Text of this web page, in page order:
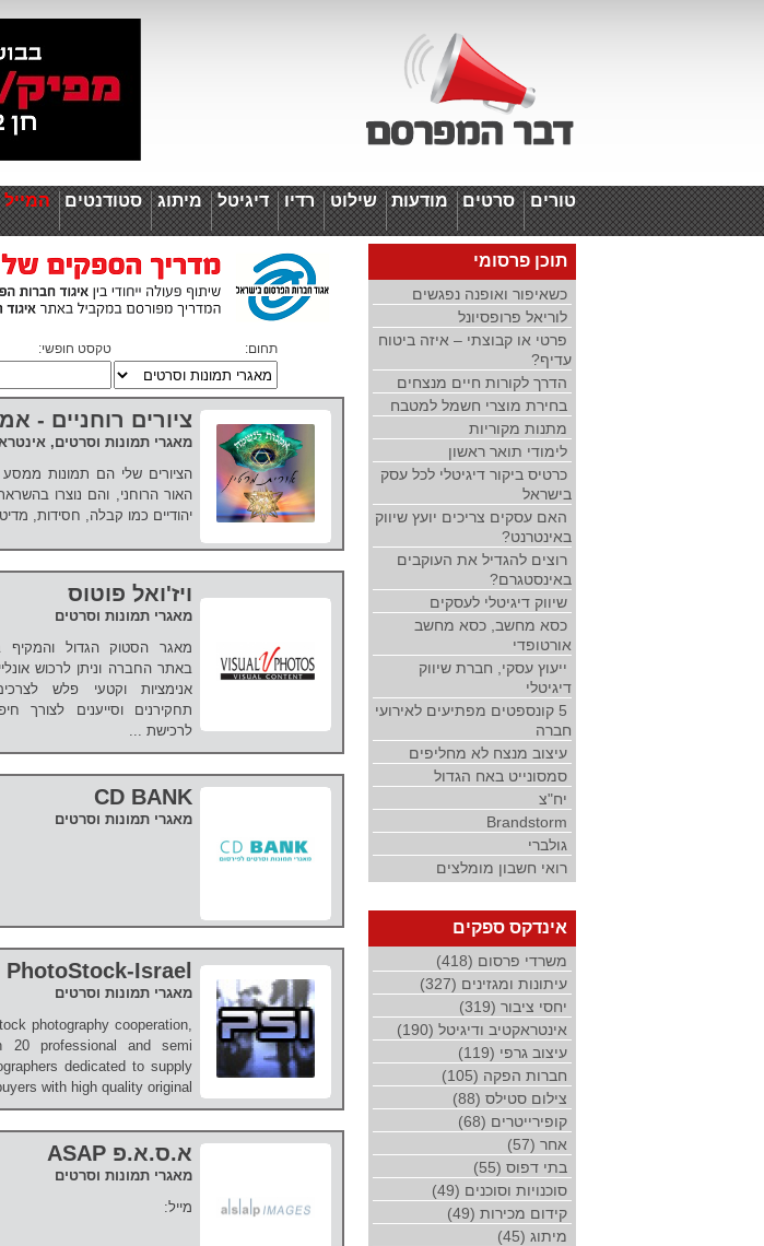
טורים סרטים מודעות שילוט רדיו דיגיטל מיתוג סטודנטים
תחום: טקסט חופשי:
ציורים רוחניים -
מאגרי תמונות וסרטים,
הציורים שלי הם תמונות
האור הרוחני, והם נוצרו
יהודיים כמו קבלה, חסידות,
ויז'ואל פוטוס
מאגרי תמונות וסרטים
באתר החברה וניתן לרכוש
אנימציות וקטעי פלש
תחקירנים וסייענים לצורך
לרכישת ...
CD BANK
מאגרי תמונות וסרטים
PhotoStock-Israel
מאגרי תמונות וסרטים
photography cooperation,
20 professional and semi
dedicated to supply
with high quality original ...
א.ס.א.פ ASAP
מאגרי תמונות וסרטים
מייל:
תוכן פרסומי
כשאיפור ואופנה נפגשים
לוריאל פרופסיונל
פרטי או קבוצתי – איזה ביטוח
עדיף?
הדרך לקורות חיים מנצחים
בחירת מוצרי חשמל למטבח
מתנות מקוריות
לימודי תואר ראשון
כרטיס ביקור דיגיטלי לכל עסק
בישראל
האם עסקים צריכים יועץ שיווק
באינטרנט?
רוצים להגדיל את העוקבים
באינסטגרם?
שיווק דיגיטלי לעסקים
כסא מחשב, כסא מחשב
אורטופדי
ייעוץ עסקי, חברת שיווק
דיגיטלי
5 קונספטים מפתיעים לאירועי
חברה
עיצוב מנצח לא מחליפים
סמסונייט באח הגדול
יח"צ
Brandstorm
גולברי
רואי חשבון מומלצים
אינדקס ספקים
משרדי פרסום (418)
עיתונות ומגזינים (327)
יחסי ציבור (319)
אינטראקטיב ודיגיטל (190)
עיצוב גרפי (119)
חברות הפקה (105)
צילום סטילס (88)
קופירייטרים (68)
אחר (57)
בתי דפוס (55)
סוכנויות וסוכנים (49)
קידום מכירות (49)
מיתוג (45)